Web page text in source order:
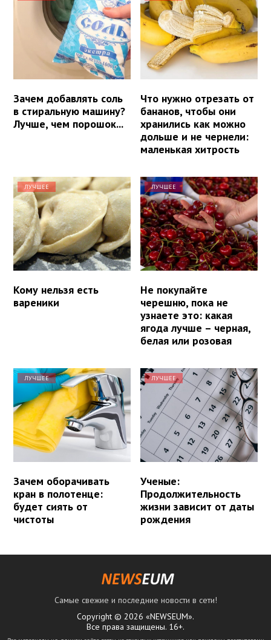
Зачем добавлять соль
в стиральную машину?
Лучше, чем порошок...
Что нужно отрезать от
бананов, чтобы они
хранились как можно
дольше и не чернели:
маленькая хитрость
ЛУЧШЕЕ
Кому нельзя есть
вареники
ЛУЧШЕЕ
Не покупайте
черешню, пока не
узнаете это: какая
ягода лучше – черная,
белая или розовая
ЛУЧШЕЕ
Зачем оборачивать
кран в полотенце:
будет сиять от
чистоты
ЛУЧШЕЕ
Ученые:
Продолжительность
жизни зависит от даты
рождения
Самые свежие и последние новости в сети!
Copyright © 2026 «NEWSEUM».
Все права защищены. 16+.